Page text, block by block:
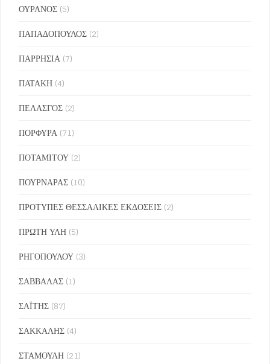
ΟΥΡΑΝΟΣ (5)
ΠΑΠΑΔΟΠΟΥΛΟΣ (2)
ΠΑΡΡΗΣΙΑ (7)
ΠΑΤΑΚΗ (4)
ΠΕΛΑΣΓΟΣ (2)
ΠΟΡΦΥΡΑ (71)
ΠΟΤΑΜΙΤΟΥ (2)
ΠΟΥΡΝΑΡΑΣ (10)
ΠΡΟΤΥΠΕΣ ΘΕΣΣΑΛΙΚΕΣ ΕΚΔΟΣΕΙΣ (2)
ΠΡΩΤΗ ΥΛΗ (5)
ΡΗΓΟΠΟΥΛΟΥ (3)
ΣΑΒΒΑΛΑΣ (1)
ΣΑΪΤΗΣ (87)
ΣΑΚΚΑΛΗΣ (4)
ΣΤΑΜΟΥΛΗ (21)